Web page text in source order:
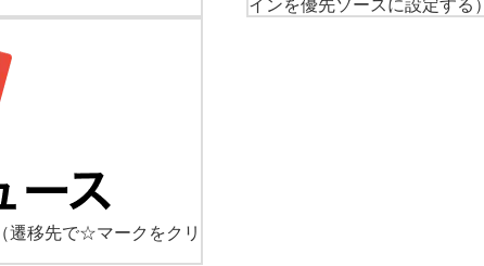
インを優先ソースに設定する）
（遷移先で☆マークをクリ